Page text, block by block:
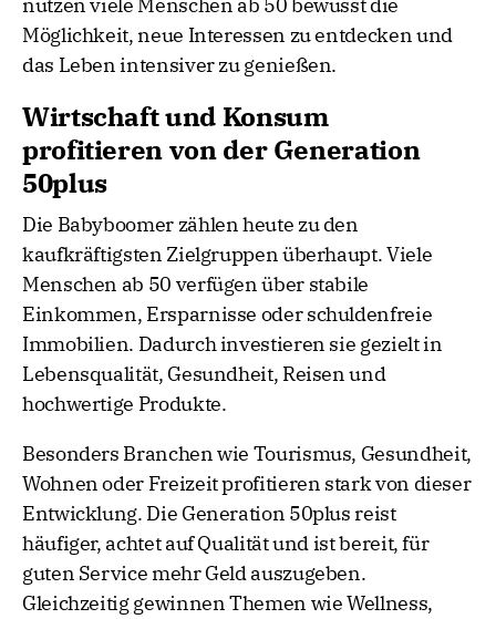
nutzen viele Menschen ab 50 bewusst die
Möglichkeit, neue Interessen zu entdecken und
das Leben intensiver zu genießen.
Wirtschaft und Konsum
profitieren von der Generation
50plus
Die Babyboomer zählen heute zu den
kaufkräftigsten Zielgruppen überhaupt. Viele
Menschen ab 50 verfügen über stabile
Einkommen, Ersparnisse oder schuldenfreie
Immobilien. Dadurch investieren sie gezielt in
Lebensqualität, Gesundheit, Reisen und
hochwertige Produkte.
Besonders Branchen wie Tourismus, Gesundheit,
Wohnen oder Freizeit profitieren stark von dieser
Entwicklung. Die Generation 50plus reist
häufiger, achtet auf Qualität und ist bereit, für
guten Service mehr Geld auszugeben.
Gleichzeitig gewinnen Themen wie Wellness,